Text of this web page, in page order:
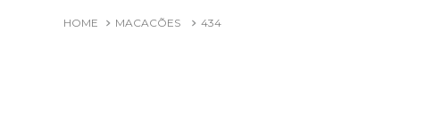
MACACÕES 434